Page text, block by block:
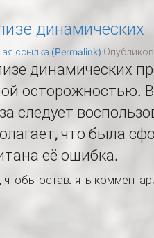
динамических
ссылка (Permalink)
динамических
осторожностью. В
следует
что была
её ошибка.
, чтобы оставлять